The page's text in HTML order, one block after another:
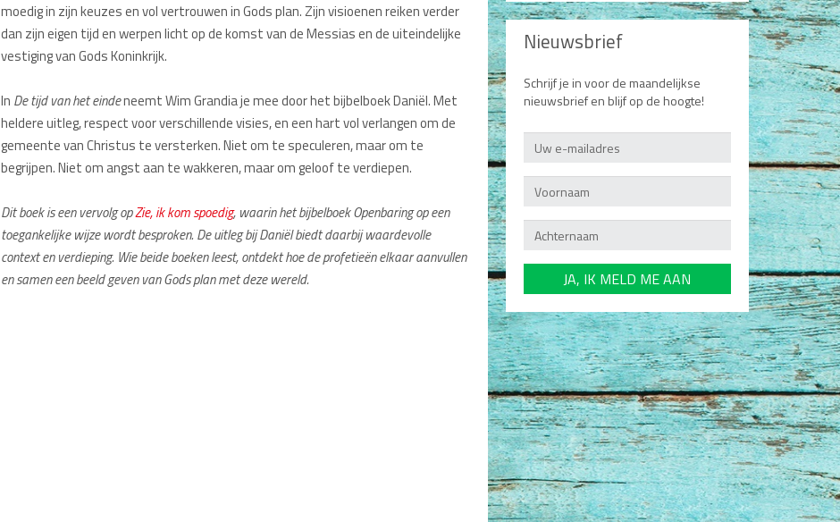
moedig in zijn keuzes en vol vertrouwen in Gods plan. Zijn visioenen reiken verder
dan zijn eigen tijd en werpen licht op de komst van de Messias en de uiteindelijke
vestiging van Gods Koninkrijk.
In De tijd van het eindeneemt Wim Grandia je mee door het bijbelboek Daniël. Met
heldere uitleg, respect voor verschillende visies, en een hart vol verlangen om de
gemeente van Christus te versterken. Niet om te speculeren, maar om te
begrijpen. Niet om angst aan te wakkeren, maar om geloof te verdiepen.
Dit boek is een vervolg opZie, ik kom spoedig, waarin het bijbelboek Openbaring op een
toegankelijke wijze wordt besproken. De uitleg bij Daniël biedt daarbij waardevolle
context en verdieping. Wie beide boeken leest, ontdekt hoe de profetieën elkaar aanvullen
en samen een beeld geven van Gods plan met deze wereld.
Nieuwsbrief
Schrijf je in voor de maandelijkse
nieuwsbrief en blijf op de hoogte!